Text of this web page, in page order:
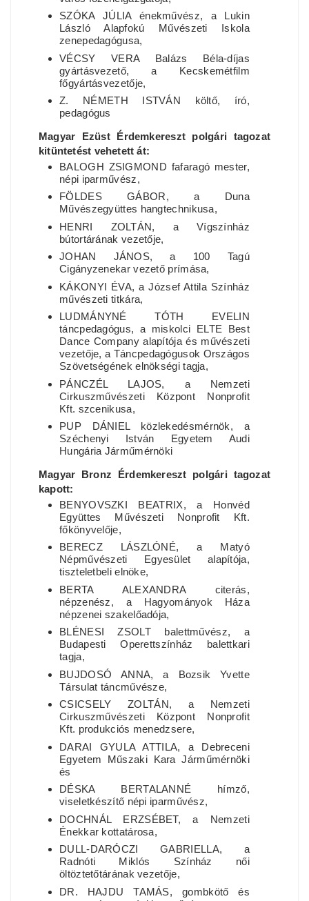
SZÓKA JÚLIA énekművész, a Lukin
László Alapfokú Művészeti Iskola
zenepedagógusa,
VÉCSY VERA Balázs Béla-díjas
gyártásvezető, a Kecskemétfilm
főgyártásvezetője,
Z. NÉMETH ISTVÁN költő, író,
pedagógus
Magyar Ezüst Érdemkereszt polgári tagozat
kitüntetést vehetett át:
BALOGH ZSIGMOND fafaragó mester,
népi iparművész,
FÖLDES GÁBOR, a Duna
Művészegyüttes hangtechnikusa,
HENRI ZOLTÁN, a Vígszínház
bútortárának vezetője,
JOHAN JÁNOS, a 100 Tagú
Cigányzenekar vezető prímása,
KÁKONYI ÉVA, a József Attila Színház
művészeti titkára,
LUDMÁNYNÉ TÓTH EVELIN
táncpedagógus, a miskolci ELTE Best
Dance Company alapítója és művészeti
vezetője, a Táncpedagógusok Országos
Szövetségének elnökségi tagja,
PÁNCZÉL LAJOS, a Nemzeti
Cirkuszművészeti Központ Nonprofit
Kft. szcenikusa,
PUP DÁNIEL közlekedésmérnök, a
Széchenyi István Egyetem Audi
Hungária Járműmérnöki
Magyar Bronz Érdemkereszt polgári tagozat
kapott:
BENYOVSZKI BEATRIX, a Honvéd
Együttes Művészeti Nonprofit Kft.
főkönyvelője,
BERECZ LÁSZLÓNÉ, a Matyó
Népművészeti Egyesület alapítója,
tiszteletbeli elnöke,
BERTA ALEXANDRA citerás,
népzenész, a Hagyományok Háza
népzenei szakelőadója,
BLÉNESI ZSOLT balettművész, a
Budapesti Operettszínház balettkari
tagja,
BUJDOSÓ ANNA, a Bozsik Yvette
Társulat táncművésze,
CSICSELY ZOLTÁN, a Nemzeti
Cirkuszművészeti Központ Nonprofit
Kft. produkciós menedzsere,
DARAI GYULA ATTILA, a Debreceni
Egyetem Műszaki Kara Járműmérnöki
és
DÉSKA BERTALANNÉ hímző,
viseletkészítő népi iparművész,
DOCHNÁL ERZSÉBET, a Nemzeti
Énekkar kottatárosa,
DULL-DARÓCZI GABRIELLA, a
Radnóti Miklós Színház női
öltöztetőtárának vezetője,
DR. HAJDU TAMÁS, gombkötő és